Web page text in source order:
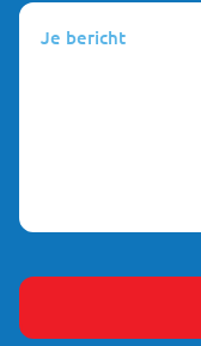
Je
bericht